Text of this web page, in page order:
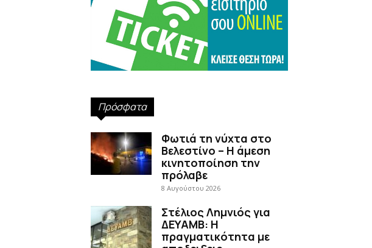
Πρόσφατα
Φωτιά τη νύχτα στο
Βελεστίνο – Η άμεση
κινητοποίηση την
πρόλαβε
8 Αυγούστου 2026
Στέλιος Λημνιός για
ΔΕΥΑΜΒ: Η
πραγματικότητα με